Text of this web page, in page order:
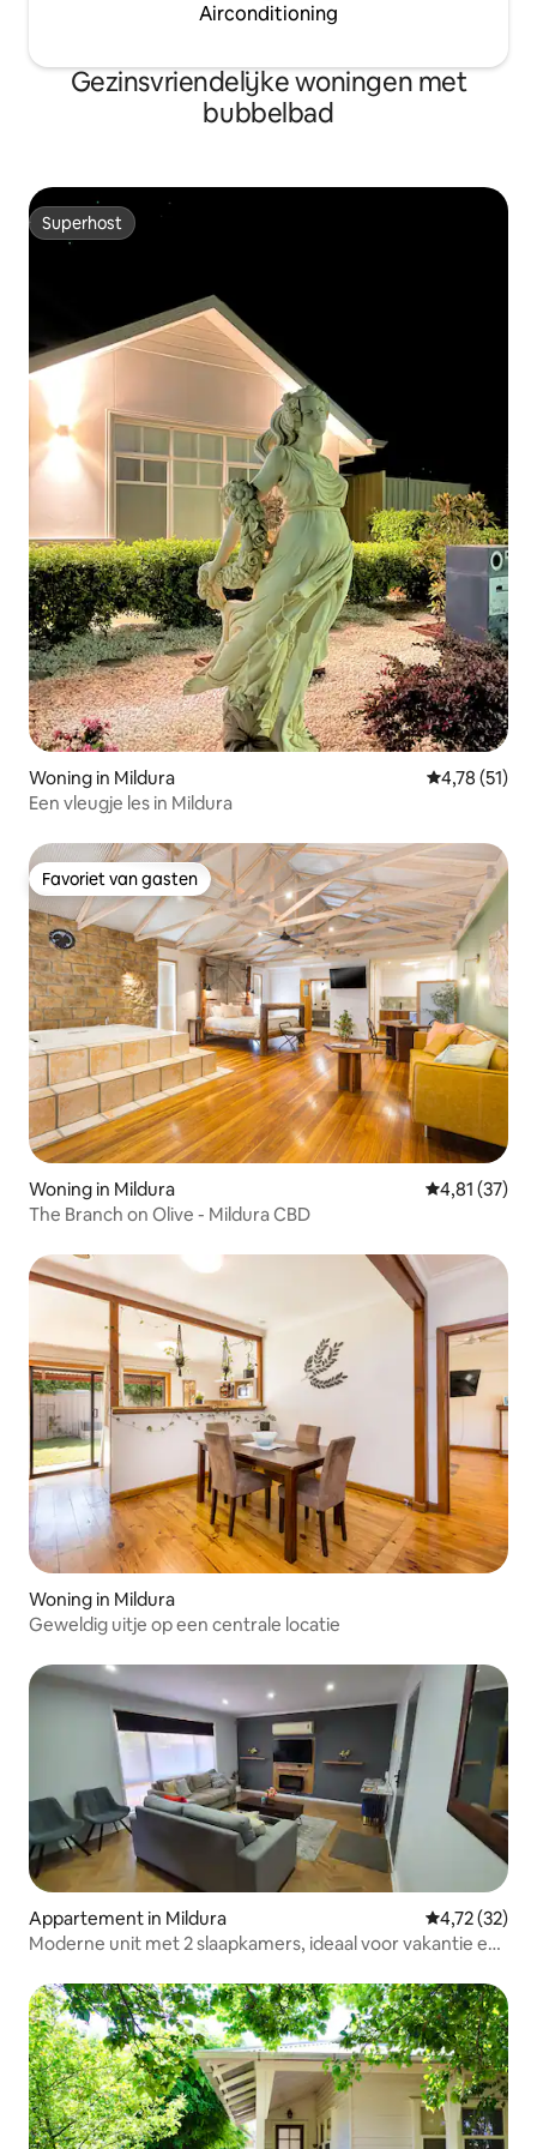
Airconditioning
Gezinsvriendelijke woningen met
bubbelbad
Superhost
Superhost
Woning in Mildura Gemiddelde
4,78 (51)
Een vleugje les in Mildura
Favoriet van gasten
Favoriet van gasten
Woning in Mildura Gemiddelde
4,81 (37)
The Branch on Olive - Mildura CBD
Woning in Mildura
Geweldig uitje op een centrale locatie
Appartement in Mildura Gemiddelde
4,72 (32)
Moderne unit met 2 slaapkamers, ideaal voor vakantie en